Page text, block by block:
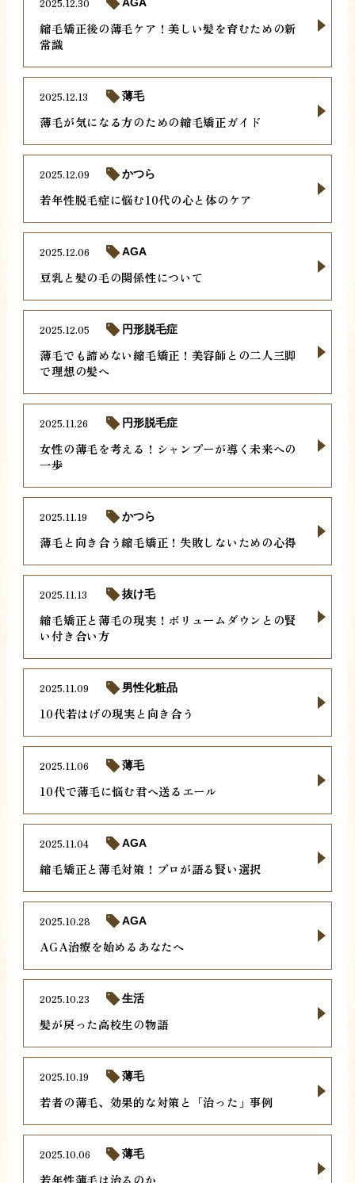
縮毛矯正後の薄毛ケア！美しい髪を育むための新
常識
2025.12.30 AGA
薄毛が気になる方のための縮毛矯正ガイド
2025.12.13 薄毛
若年性脱毛症に悩む10代の心と体のケア
2025.12.09 かつら
豆乳と髪の毛の関係性について
2025.12.06 AGA
薄毛でも諦めない縮毛矯正！美容師との二人三脚
で理想の髪へ
2025.12.05 円形脱毛症
女性の薄毛を考える！シャンプーが導く未来への
一歩
2025.11.26 円形脱毛症
薄毛と向き合う縮毛矯正！失敗しないための心得
2025.11.19 かつら
縮毛矯正と薄毛の現実！ボリュームダウンとの賢
い付き合い方
2025.11.13 抜け毛
10代若はげの現実と向き合う
2025.11.09 男性化粧品
10代で薄毛に悩む君へ送るエール
2025.11.06 薄毛
縮毛矯正と薄毛対策！プロが語る賢い選択
2025.11.04 AGA
AGA治療を始めるあなたへ
2025.10.28 AGA
髪が戻った高校生の物語
2025.10.23 生活
若者の薄毛、効果的な対策と「治った」事例
2025.10.19 薄毛
若年性薄毛は治るのか
2025.10.06 薄毛